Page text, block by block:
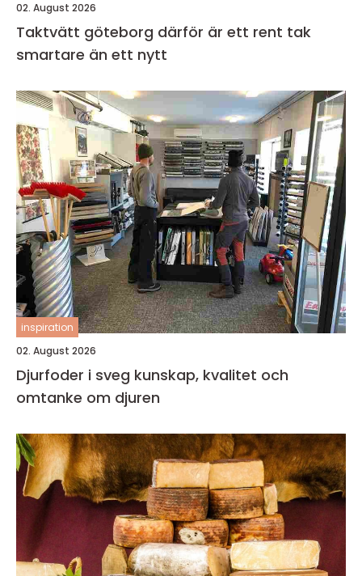
02. August 2026
Taktvätt göteborg därför är ett rent tak
smartare än ett nytt
inspiration
02. August 2026
Djurfoder i sveg kunskap, kvalitet och
omtanke om djuren